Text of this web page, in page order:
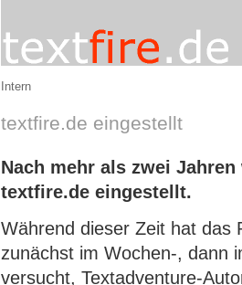
Intern
textfire.de eingestellt
Nach mehr als zwei
textfire.de eingestellt.
Während dieser Zeit hat das
zunächst im Wochen-, dann
versucht, Textadventure-